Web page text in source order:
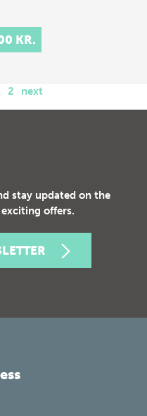
KR.
2 next
stay updated on the
offers.